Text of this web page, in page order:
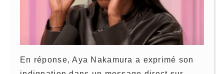
En réponse, Aya Nakamura a exprimé son